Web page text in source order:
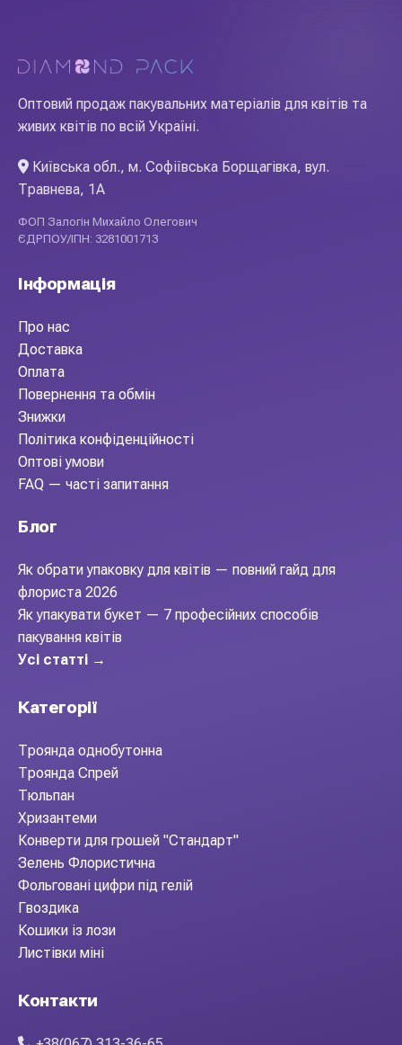
Оптовий продаж пакувальних матеріалів для квітів та
живих квітів по всій Україні.
Київська обл., м. Софіївська Борщагівка, вул.
Травнева, 1А
ФОП Залогін Михайло Олегович
ЄДРПОУ/ІПН: 3281001713
Інформація
Про нас
Доставка
Оплата
Повернення та обмін
Знижки
Політика конфіденційності
Оптові умови
FAQ — часті запитання
Блог
Як обрати упаковку для квітів — повний гайд для
флориста 2026
Як упакувати букет — 7 професійних способів
пакування квітів
Усі статті →
Категорії
Троянда однобутонна
Троянда Спрей
Тюльпан
Хризантеми
Конверти для грошей "Стандарт"
Зелень Флористична
Фольговані цифри під гелій
Гвоздика
Кошики із лози
Листівки міні
Контакти